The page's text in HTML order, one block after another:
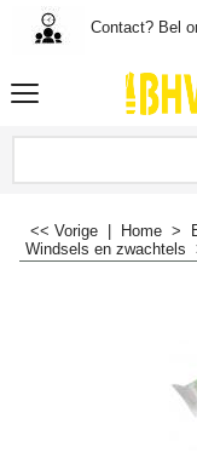
Contact? Bel
<< Vorige Home >
Windsels en zwachtels